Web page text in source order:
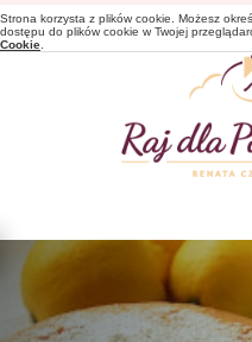
Strona korzysta z plików cookie. Możesz
dostępu do plików cookie w Twojej
Cookie